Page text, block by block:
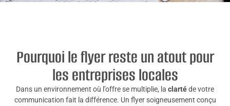
Pourquoi le flyer reste un atout pour
les entreprises locales
Dans un environnement où l’offre se multiplie, la clartéde votre
communication fait la différence. Un flyer soigneusement conçu